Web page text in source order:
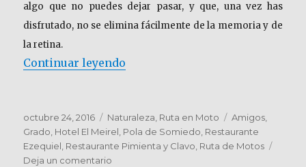
algo que no puedes dejar pasar, y que, una vez has
disfrutado, no se elimina fácilmente de la memoria y de
la retina.
Continuar leyendo
Publicado
el
octubre 24, 2016 Categorías
Naturaleza, Ruta en Moto Etiquetas
Amigos,
Grado, Hotel El Meirel, Pola de Somiedo, Restaurante
Ezequiel, Restaurante Pimienta y Clavo, Ruta de Motos
Deja un comentario